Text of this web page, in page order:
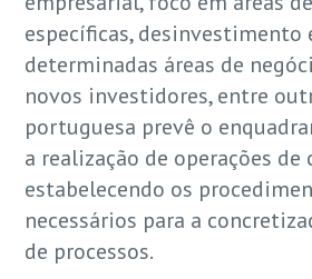
específicas, desinvestimento
determinadas áreas de
novos investidores, entre
portuguesa prevê o
a realização de operações de
estabelecendo os
necessários para a
de processos.